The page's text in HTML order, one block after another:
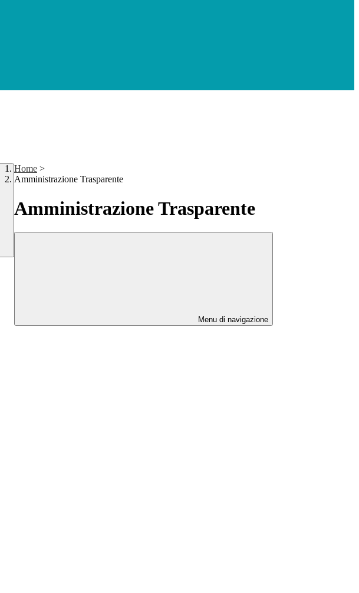
Home >
Amministrazione Trasparente
Amministrazione Trasparente
Menu di navigazione